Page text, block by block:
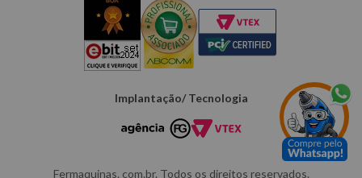
Implantação/ Tecnologia
Fermaquinas. com.br. Todos os direitos reservados.